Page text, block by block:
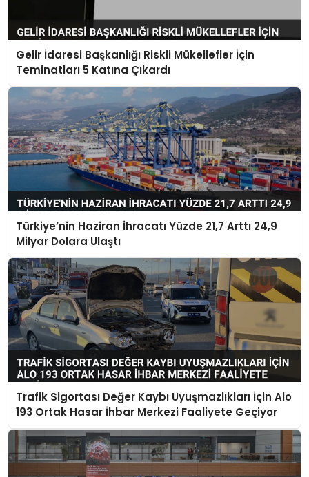
Gelir İdaresi Başkanlığı Riskli Mükellefler İçin
Teminatları 5 Katına Çıkardı
Türkiye’nin Haziran İhracatı Yüzde 21,7 Arttı 24,9
Milyar Dolara Ulaştı
Trafik Sigortası Değer Kaybı Uyuşmazlıkları İçin Alo
193 Ortak Hasar İhbar Merkezi Faaliyete Geçiyor